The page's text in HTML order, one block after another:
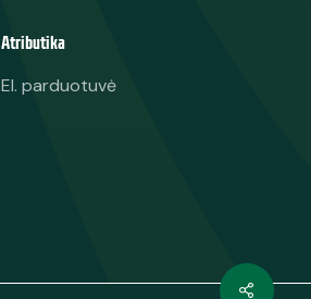
Atributika
El. parduotuvė